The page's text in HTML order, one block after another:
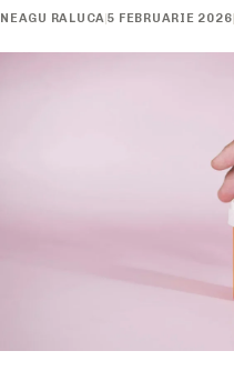
NEAGU RALUCA 5 FEBRUARIE 2026